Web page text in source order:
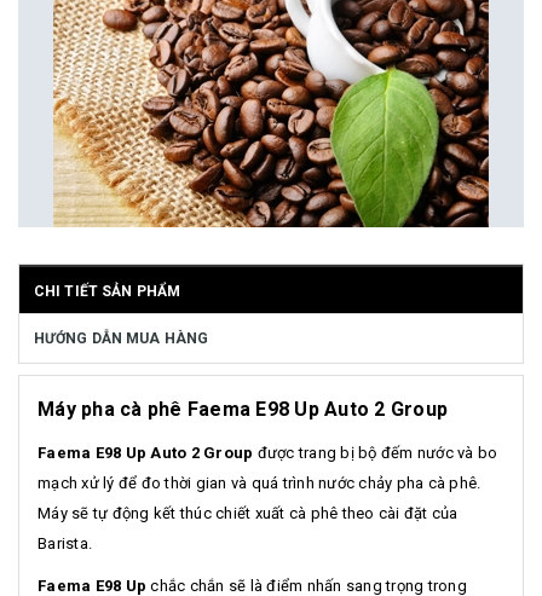
CHI TIẾT SẢN PHẨM
HƯỚNG DẪN MUA HÀNG
Máy pha cà phê Faema E98 Up Auto 2 Group
Faema E98 Up Auto 2 Group được trang bị bộ đếm nước và bo
mạch xử lý để đo thời gian và quá trình nước chảy pha cà phê.
Máy sẽ tự động kết thúc chiết xuất cà phê theo cài đặt của
Barista.
Faema E98 Upchắc chắn sẽ là điểm nhấn sang trọng trong